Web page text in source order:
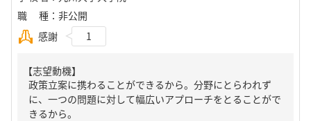
職種 ： 非公開
感謝
1
【志望動機】
政策立案に携わることができるから。分野にとらわれず
に、一つの問題に対して幅広いアプローチをとることがで
きるから。